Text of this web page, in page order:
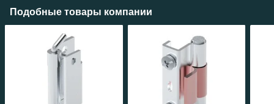
Подобные товары компании